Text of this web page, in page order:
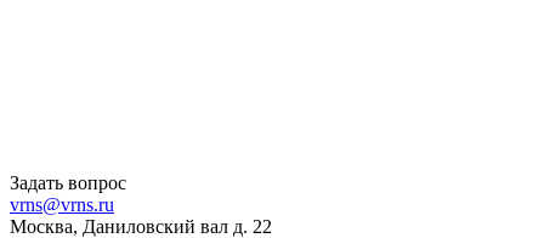
Задать вопрос
vrns@vrns.ru
Москва, Даниловский вал д. 22